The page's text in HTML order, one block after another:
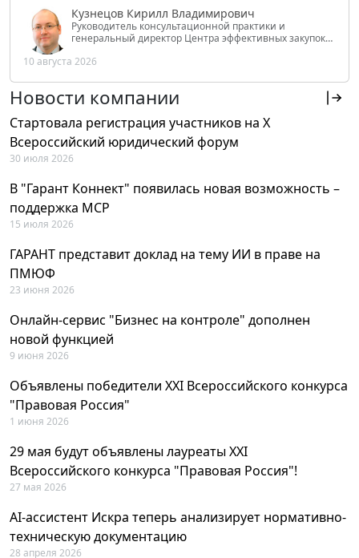
Кузнецов Кирилл Владимирович
Руководитель консультационной практики и
генеральный директор Центра эффективных закупок
РФ
10 августа 2026
Новости компании
Стартовала регистрация участников на X
Всероссийский юридический форум
30 июля 2026
В "Гарант Коннект" появилась новая возможность –
поддержка MCP
15 июля 2026
ГАРАНТ представит доклад на тему ИИ в праве на
ПМЮФ
23 июня 2026
Онлайн-сервис "Бизнес на контроле" дополнен
новой функцией
9 июня 2026
Объявлены победители XXI Всероссийского конкурса
"Правовая Россия"
1 июня 2026
29 мая будут объявлены лауреаты XXI
Всероссийского конкурса "Правовая Россия"!
27 мая 2026
AI-ассистент Искра теперь анализирует нормативно-
техническую документацию
28 апреля 2026